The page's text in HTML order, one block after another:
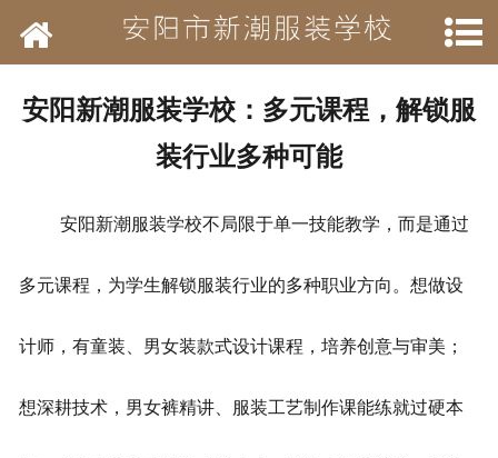
网站首页
新闻动态
安阳新潮服装学校：多元课程，解锁服
装行业多种可能
安阳新潮服装学校不局限于单一技能教学，而是通过
多元课程，为学生解锁服装行业的多种职业方向。想做设
计师，有童装、男女装款式设计课程，培养创意与审美；
想深耕技术，男女裤精讲、服装工艺制作课能练就过硬本